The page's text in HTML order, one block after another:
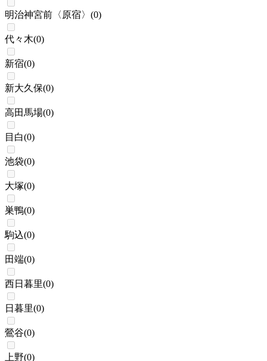
明治神宮前〈原宿〉 (0)
代々木(0)
新宿(0)
新大久保(0)
高田馬場(0)
目白(0)
池袋(0)
大塚(0)
巣鴨(0)
駒込(0)
田端(0)
西日暮里(0)
日暮里(0)
鶯谷(0)
上野(0)